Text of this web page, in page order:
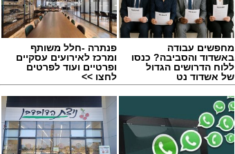
מחפשים עבודה
באשדוד והסביבה? כנסו
ללוח הדרושים הגדול
של אשדוד נט
פנתרה -חלל משותף
ומרכז לאירועים עסקיים
ופרטיים ועוד לפרטים
לחצו >>